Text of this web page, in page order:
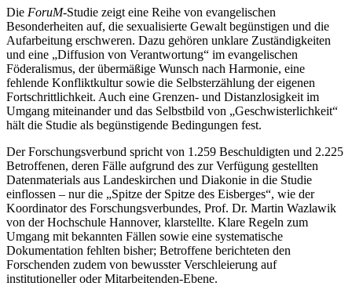
Die ForuM-Studie zeigt eine Reihe von evangelischen
Besonderheiten auf, die sexualisierte Gewalt begünstigen und die
Aufarbeitung erschweren. Dazu gehören unklare Zuständigkeiten
und eine „Diffusion von Verantwortung“ im evangelischen
Föderalismus, der übermäßige Wunsch nach Harmonie, eine
fehlende Konfliktkultur sowie die Selbsterzählung der eigenen
Fortschrittlichkeit. Auch eine Grenzen- und Distanzlosigkeit im
Umgang miteinander und das Selbstbild von „Geschwisterlichkeit“
hält die Studie als begünstigende Bedingungen fest.
Der Forschungsverbund spricht von 1.259 Beschuldigten und 2.225
Betroffenen, deren Fälle aufgrund des zur Verfügung gestellten
Datenmaterials aus Landeskirchen und Diakonie in die Studie
einflossen – nur die „Spitze der Spitze des Eisberges“, wie der
Koordinator des Forschungsverbundes, Prof. Dr. Martin Wazlawik
von der Hochschule Hannover, klarstellte. Klare Regeln zum
Umgang mit bekannten Fällen sowie eine systematische
Dokumentation fehlten bisher; Betroffene berichteten den
Forschenden zudem von bewusster Verschleierung auf
institutioneller oder Mitarbeitenden-Ebene.